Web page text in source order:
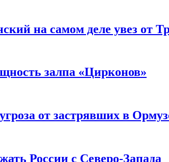
на самом деле увез от
залпа «Цирконов»
от застрявших в
России с Северо-Запада